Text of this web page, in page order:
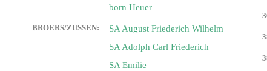
born Heuer
BROERS/ZUSSEN:
SA August Friederich Wilhelm
SA Adolph Carl Friederich
SA Emilie